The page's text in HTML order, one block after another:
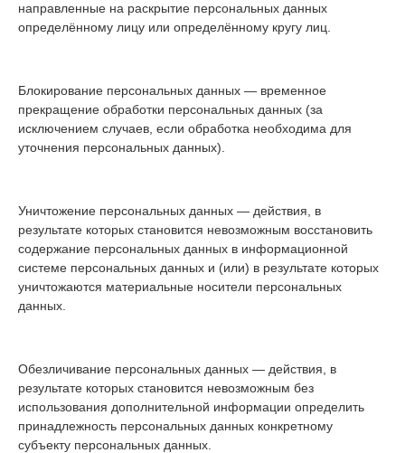
направленные на раскрытие персональных данных
определённому лицу или определённому кругу лиц.
Блокирование персональных данных — временное
прекращение обработки персональных данных (за
исключением случаев, если обработка необходима для
уточнения персональных данных).
Уничтожение персональных данных — действия, в
результате которых становится невозможным восстановить
содержание персональных данных в информационной
системе персональных данных и (или) в результате которых
уничтожаются материальные носители персональных
данных.
Обезличивание персональных данных — действия, в
результате которых становится невозможным без
использования дополнительной информации определить
принадлежность персональных данных конкретному
субъекту персональных данных.